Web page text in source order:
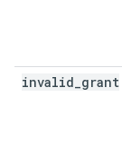
invalid grant